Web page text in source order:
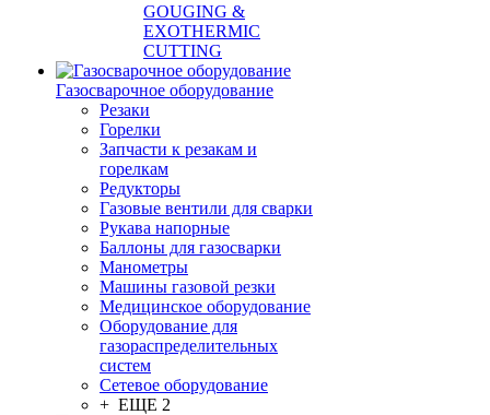
GOUGING &
EXOTHERMIC
CUTTING
Газосварочное оборудование
Резаки
Горелки
Запчасти к резакам и
горелкам
Редукторы
Газовые вентили для сварки
Рукава напорные
Баллоны для газосварки
Манометры
Машины газовой резки
Медицинское оборудование
Оборудование для
газораспределительных
систем
Сетевое оборудование
+ ЕЩЕ 2